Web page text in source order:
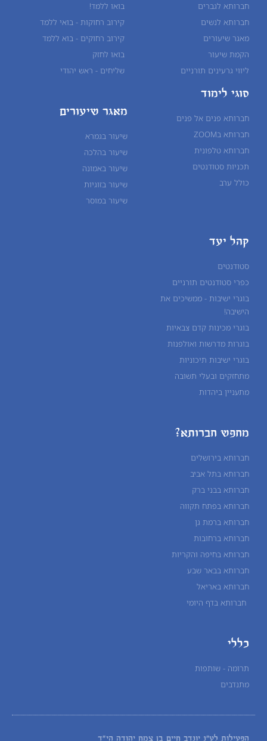
חברותא לגברים
חברותא לנשים
מאגר שיעורים
הקמת שיעור
ליווי גרעינים תורניים
בואו ללמד!
קירוב רחוקות - בואי ללמד
קירוב רחוקים - בוא ללמד
בואו לחזק
שליחים - ראש יהודי
סוגי לימוד
חברותא פנים אל פנים
חברותא בZOOM
חברותא טלפונית
תכניות סטודנטים
כולל ערב
מאגר שיעורים
שיעור בגמרא
שיעור בהלכה
שיעור באמונה
שיעור בזוגיות
שיעור במוסר
קהל יעד
סטודנטים
כפרי סטודנטים תורניים
בוגרי ישיבות - ממשיכים את
הישיבה!
בוגרי מכינות קדם צבאיות
בוגרות מדרשות ואולפנות
בוגרי ישיבות תיכוניות
מתחזקים ובעלי תשובה
מתעניין ביהדות
מחפש חברותא?
חברותא בירושלים
חברותא בתל אביב
חברותא בבני ברק
חברותא בפתח תקווה
חברותא ברמת גן
חברותא ברחובות
חברותא בחיפה והקריות
חברותא בבאר שבע
חברותא באריאל
חברותא בדף היומי
כללי
תרומה - שותפות
מתנדבים
הפעילות לע"נ יונדב חיים בן צמח יהודה הי"ד